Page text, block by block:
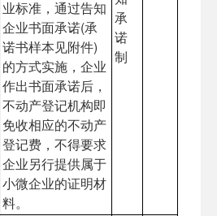
业标准，通过告知
企业书面承诺(承
诺书样本见附件)
的方式实施，企业
作出书面承诺后，
不动产登记机构即
免收相应的不动产
登记费，不得要求
企业另行提供属于
小微企业的证明材
料。
承
诺
制